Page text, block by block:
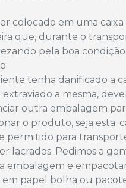
colocado em uma
que, durante o
pela boa
tenha danificado a
a mesma,
outra embalagem
o produto, seja esta:
permitido para
lacrados. Pedimos a
embalagem e
papel bolha ou